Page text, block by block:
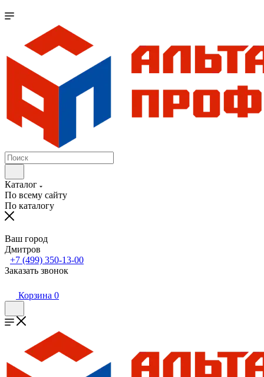
Каталог
По всему сайту
По каталогу
Ваш город
Дмитров
+7 (499) 350-13-00
Заказать звонок
Корзина 0